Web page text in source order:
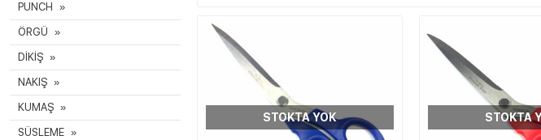
PUNCH
ÖRGÜ
DİKİŞ
NAKIŞ
KUMAŞ
SÜSLEME
STOKTA YOK STOKTA